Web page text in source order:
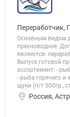
Переработчик,
Основным видом
пресноводное.
являются:
Выпуск готовой
ассортимент: -
- рыба горячего и
щуки (п/т 500гр.,
Россия,